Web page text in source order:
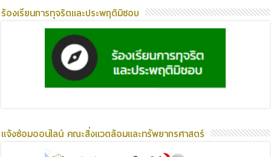
ร้องเรียนการทุจริตและประพฤติมิชอบ
แจ้งซ่อมออนไลน์ คณะสิ่งแวดล้อมและทรัพยากรศาสตร์